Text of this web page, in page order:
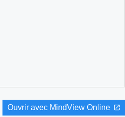
Ouvrir avec MindView Online